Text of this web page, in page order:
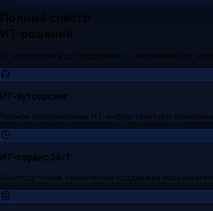
Полный спектр
ИТ-решений
От консалтинга до поддержки — закрываем все
ИТ-аутсорсинг
Полное обслуживание ИТ-инфраструктуры
ИТ-сервис 24/7
Круглосуточная техническая поддержка